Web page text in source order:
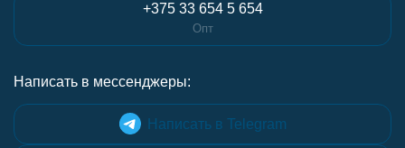
+375 33 654 5 654
Опт
Написать в мессенджеры:
Написать в Telegram